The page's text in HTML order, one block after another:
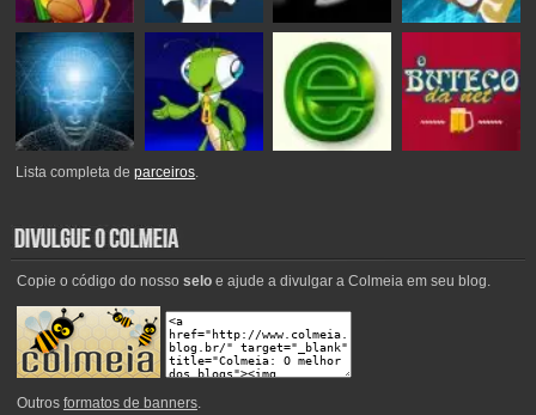
Lista completa deparceiros.
Copie o código do nosso seloe ajude a divulgar a Colmeia em seu blog.
Outros formatos de banners.